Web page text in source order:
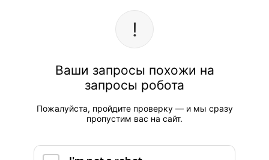
Ваши запросы похожи на
запросы робота
Пожалуйста, пройдите проверку — и мы сразу
пропустим вас на сайт.